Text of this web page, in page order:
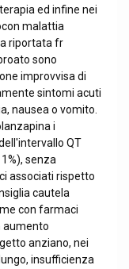
ed infine nei
malattia
riportata fr
sono
improvvisa di
sintomi acuti
nausea o vomito.
i
QT
senza
associati rispetto
cautela
con farmaci
aumento
anziano, nei
insufficienza